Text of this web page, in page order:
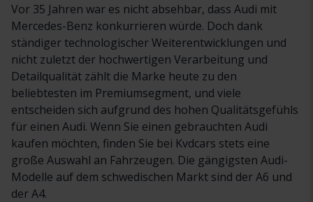
Vor 35 Jahren war es nicht absehbar, dass Audi mit
Mercedes-Benz konkurrieren würde. Doch dank
ständiger technologischer Weiterentwicklungen und
nicht zuletzt der hochwertigen Verarbeitung und
Detailqualität zählt die Marke heute zu den
beliebtesten im Premiumsegment, und viele
entscheiden sich aufgrund des hohen Qualitätsgefühls
für einen Audi. Wenn Sie einen gebrauchten Audi
kaufen möchten, finden Sie bei Kvdcars stets eine
große Auswahl an Fahrzeugen. Die gängigsten Audi-
Modelle auf dem schwedischen Markt sind der A6 und
der A4.